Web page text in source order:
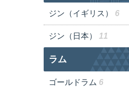
ジン（イギリス） 6
ジン（日本） 11
ラム
ゴールドラム 6